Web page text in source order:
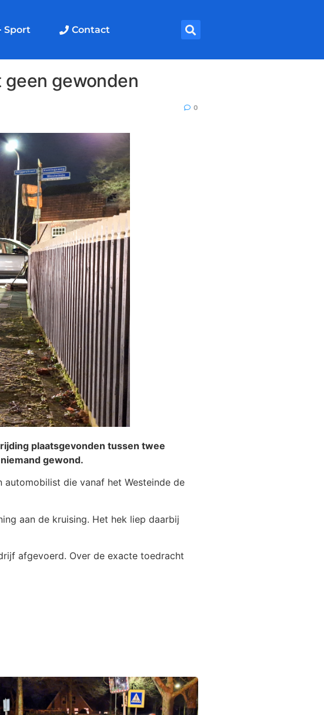
Sport Contact
geen gewonden
0
plaatsgevonden tussen twee
gewond.
automobilist die vanaf het Westeinde de
aan de kruising. Het hek liep daarbij
afgevoerd. Over de exacte toedracht